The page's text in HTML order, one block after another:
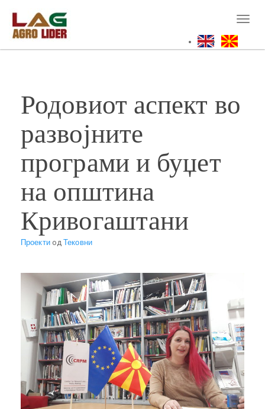
main
content
Родовиот аспект во
развојните
програми и буџет
на општина
Кривогаштани
ПроектиодТековни